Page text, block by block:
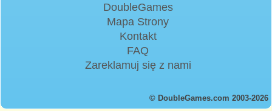
DoubleGames
Mapa Strony
Kontakt
FAQ
Zareklamuj się z nami
© DoubleGames.com 2003-2026